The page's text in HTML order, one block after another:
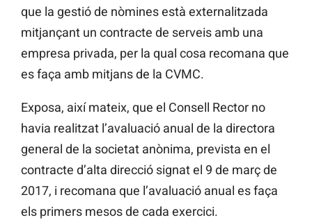
que la gestió de nòmines està externalitzada
mitjançant un contracte de serveis amb una
empresa privada, per la qual cosa recomana que
es faça amb mitjans de la CVMC.
Exposa, així mateix, que el Consell Rector no
havia realitzat l’avaluació anual de la directora
general de la societat anònima, prevista en el
contracte d’alta direcció signat el 9 de març de
2017, i recomana que l’avaluació anual es faça
els primers mesos de cada exercici.